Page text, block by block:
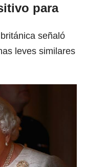
para
señaló
leves similares